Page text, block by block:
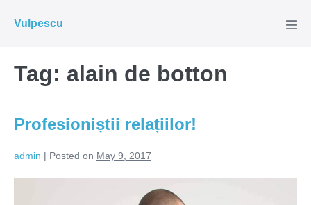
Vulpescu
Tag: alain de botton
Profesioniștii relațiilor!
admin | Posted on May 9, 2017